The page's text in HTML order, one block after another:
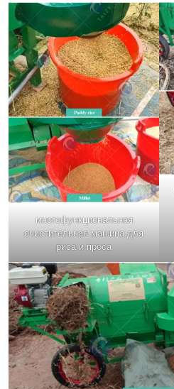
многофункциональная
очистительная машина для
риса и проса